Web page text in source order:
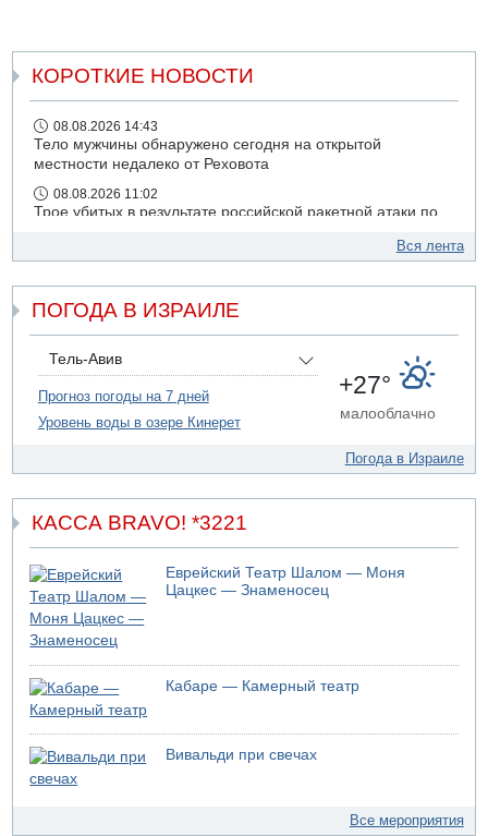
КОРОТКИЕ НОВОСТИ
08.08.2026 14:43
Тело мужчины обнаружено сегодня на открытой
местности недалеко от Реховота
08.08.2026 11:02
Трое убитых в результате российской ракетной атаки по
07.08.2026 20:43
07.08.2026 20:41
07.08.2026 19:16
ДТП в Ашдоде: тяжело ранены двое маленьких детей
07.08.2026 19:14
Вся лента
ПОГОДА В ИЗРАИЛЕ
Тель-Авив
Прогноз погоды на 7 дней
Уровень воды в озере Кинерет
+27°
малооблачно
Погода в Израиле
КАССА BRAVO! *3221
Еврейский Театр Шалом — Моня
Цацкес — Знаменосец
Кабаре — Камерный театр
Вивальди при свечах
Все мероприятия